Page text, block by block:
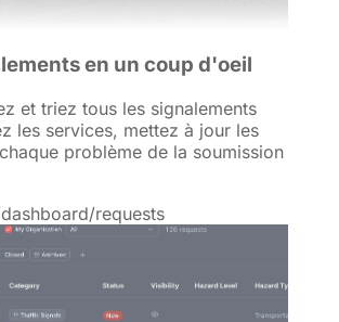
en un coup d'oeil
et triez tous les signalements
les services, mettez à jour les
problème de la soumission
requests